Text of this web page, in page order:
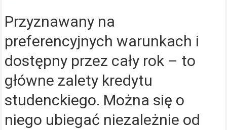
Przyznawany na
preferencyjnych warunkach i
dostępny przez cały rok – to
główne zalety kredytu
studenckiego. Można się o
niego ubiegać niezależnie od